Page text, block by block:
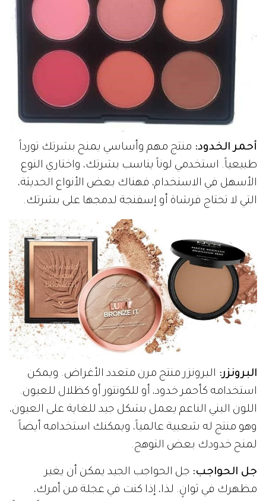
أحمر الخدود: منتج مهم وأساسي يمنح بشرتك تورداً
طبيعياً. استخدمي لوناً يناسب بشرتك، واختاري النوع
الأسهل في الاستخدام، فهناك بعض الأنواع الحديثة،
التي لا تحتاج فرشاة أو إسفنجة لدمجها على بشرتك.
البرونزر: البرونزر منتج مرن متعدد الأغراض. ويمكن
استخدامه كأحمر خدود، أو للكونتور أو كظلال للعيون.
اللون البني الناعم يعمل بشكل جيد للغاية على العيون،
وهو منتج له شعبية عالمياً، ويمكنك استخدامه أيضاً
لمنح خدودك بعض التوهج.
جل الحواجب: جل الحواجب الجيد يمكن أن يغير
مظهرك في ثوانٍ. لذا، إذا كنت في عجلة من أمرك،